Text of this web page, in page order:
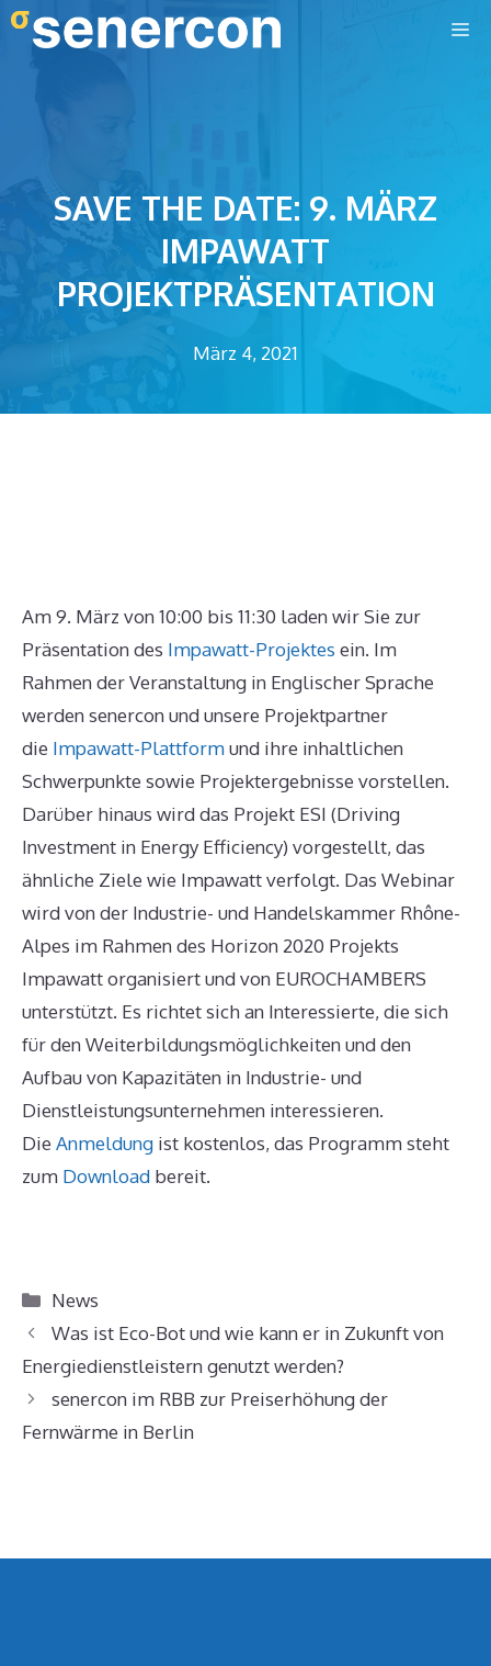
Zum
Inhalt
SAVE THE DATE: 9. MÄRZ
IMPAWATT
PROJEKTPRÄSENTATION
März 4, 2021
Am 9. März von 10:00 bis 11:30 laden wir Sie zur
Präsentation des Impawatt-Projektes ein. Im
Rahmen der Veranstaltung in Englischer Sprache
werden senercon und unsere Projektpartner
die Impawatt-Plattformund ihre inhaltlichen
Schwerpunkte sowie Projektergebnisse vorstellen.
Darüber hinaus wird das Projekt ESI (Driving
Investment in Energy Efficiency) vorgestellt, das
ähnliche Ziele wie Impawatt verfolgt. Das Webinar
wird von der Industrie- und Handelskammer Rhône-
Alpes im Rahmen des Horizon 2020 Projekts
Impawatt organisiert und von EUROCHAMBERS
unterstützt. Es richtet sich an Interessierte, die sich
für den Weiterbildungsmöglichkeiten und den
Aufbau von Kapazitäten in Industrie- und
Dienstleistungsunternehmen interessieren.
Die Anmeldung ist kostenlos, das Programm steht
zum Download bereit.
Kategorien
News
Was ist Eco-Bot und wie kann er in Zukunft von
Energiedienstleistern genutzt werden?
senercon im RBB zur Preiserhöhung der
Fernwärme in Berlin